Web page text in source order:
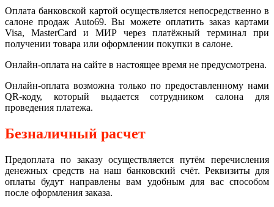
Оплата банковской картой осуществляется непосредственно в
салоне продаж Auto69. Вы можете оплатить заказ картами
Visa, MasterCard и МИР через платёжный терминал при
получении товара или оформлении покупки в салоне.
Онлайн-оплата на сайте в настоящее время не предусмотрена.
Онлайн-оплата возможна только по предоставленному нами
QR-коду, который выдается сотрудником салона для
проведения платежа.
Безналичный расчет
Предоплата по заказу осуществляется путём перечисления
денежных средств на наш банковский счёт. Реквизиты для
оплаты будут направлены вам удобным для вас способом
после оформления заказа.